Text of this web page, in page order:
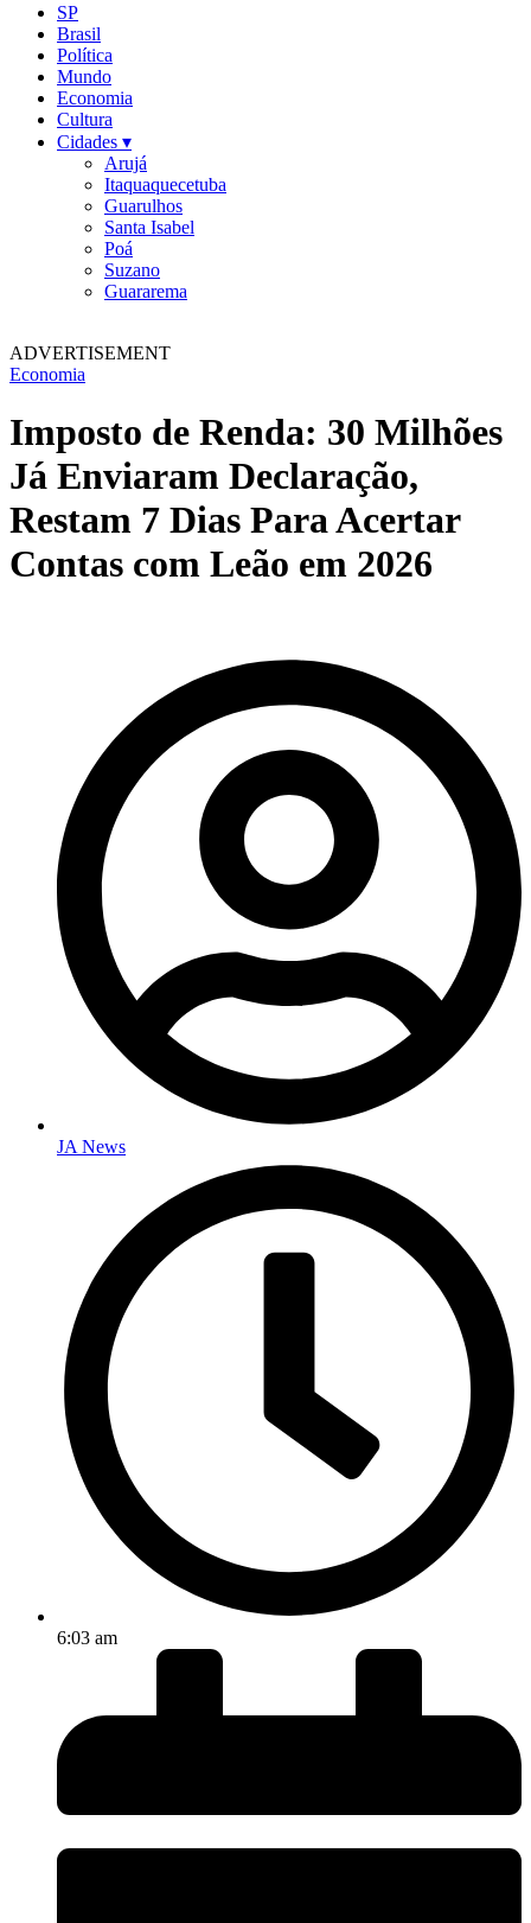
SP
Brasil
Política
Mundo
Economia
Cultura
Cidades ▾
Arujá
Itaquaquecetuba
Guarulhos
Santa Isabel
Poá
Suzano
Guararema
ADVERTISEMENT
Economia
Imposto de Renda: 30 Milhões
Já Enviaram Declaração,
Restam 7 Dias Para Acertar
Contas com Leão em 2026
JA News
6:03 am